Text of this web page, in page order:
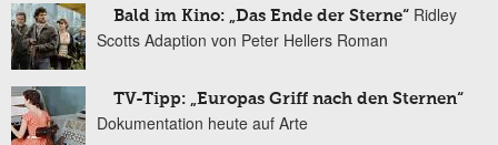
Bald im Kino: „Das Ende der Sterne“ Ridley
Scotts Adaption von Peter Hellers Roman
TV-Tipp: „Europas Griff nach den Sternen“
Dokumentation heute auf Arte